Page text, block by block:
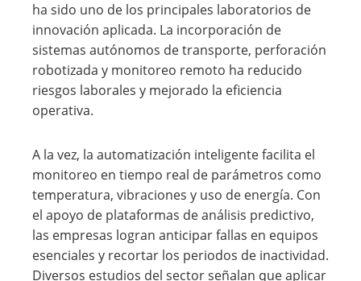
ha sido uno de los principales laboratorios de
innovación aplicada. La incorporación de
sistemas autónomos de transporte, perforación
robotizada y monitoreo remoto ha reducido
riesgos laborales y mejorado la eficiencia
operativa.
A la vez, la automatización inteligente facilita el
monitoreo en tiempo real de parámetros como
temperatura, vibraciones y uso de energía. Con
el apoyo de plataformas de análisis predictivo,
las empresas logran anticipar fallas en equipos
esenciales y recortar los periodos de inactividad.
Diversos estudios del sector señalan que aplicar